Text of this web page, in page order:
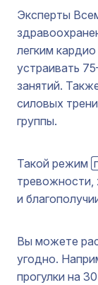
Эксперты
легким
устраивать
занятий.
силовых
группы.
Такой режим
тревожности,
и
Вы можете
угодно.
прогулки на